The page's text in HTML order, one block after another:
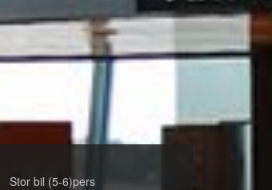
Stor bil (5-6)pers